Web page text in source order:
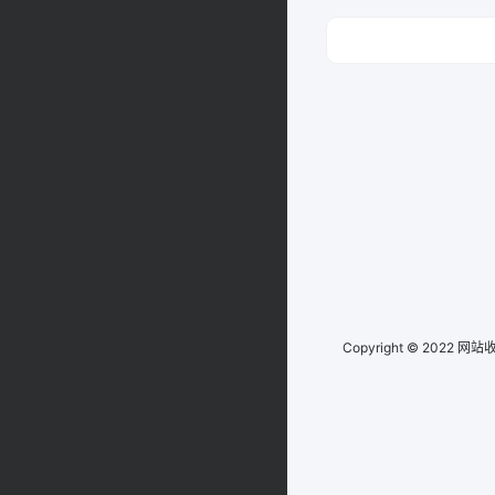
Copyright © 2022 网站